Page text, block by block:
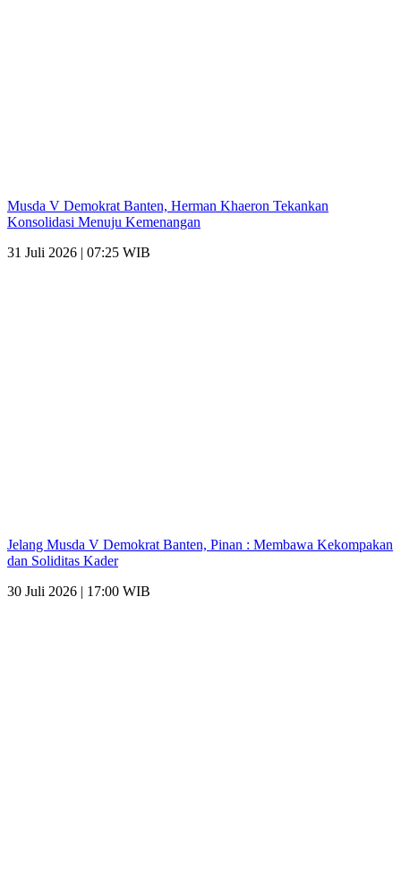
Musda V Demokrat Banten, Herman Khaeron Tekankan
Konsolidasi Menuju Kemenangan
31 Juli 2026 | 07:25 WIB
Jelang Musda V Demokrat Banten, Pinan : Membawa Kekompakan
dan Soliditas Kader
30 Juli 2026 | 17:00 WIB